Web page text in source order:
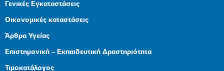
Γενικές Εγκαταστάσεις
Οικονομικές καταστάσεις
Άρθρα Υγείας
Επιστημονική – Εκπαιδευτική Δραστηριότητα
Τιμοκατάλογος